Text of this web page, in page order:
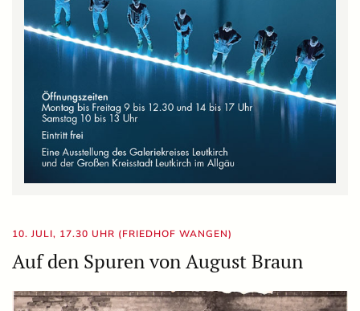
10. JULI, 17.30 UHR (FRIEDHOF WANGEN)
Auf den Spuren von August Braun